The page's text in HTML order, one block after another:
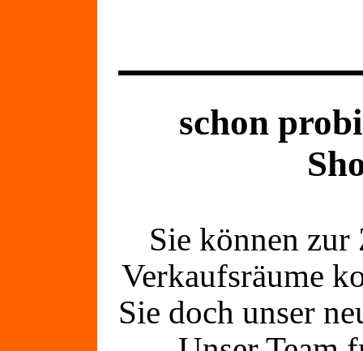
schon
Sie können
Verkaufsräume
Sie doch unser